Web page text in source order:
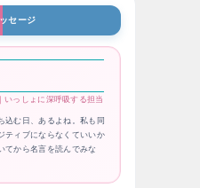
セージ
いっしょに深呼吸する担当
込む日、あるよね。私も同
ティブにならなくていいか
てから名言を読んでみな